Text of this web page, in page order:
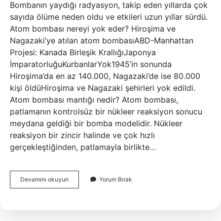
Bombanın yaydığı radyasyon, takip eden yıllarda çok
sayıda ölüme neden oldu ve etkileri uzun yıllar sürdü.
Atom bombası nereyi yok eder? Hiroşima ve
Nagazaki’ye atılan atom bombasıABD-Manhattan
Projesi: Kanada Birleşik KrallığıJaponya
İmparatorluğuKurbanlarYok1945’in sonunda
Hiroşima’da en az 140.000, Nagazaki’de ise 80.000
kişi öldüHiroşima ve Nagazaki şehirleri yok edildi.
Atom bombası mantığı nedir? Atom bombası,
patlamanın kontrolsüz bir nükleer reaksiyon sonucu
meydana geldiği bir bomba modelidir. Nükleer
reaksiyon bir zincir halinde ve çok hızlı
gerçekleştiğinden, patlamayla birlikte…
Devamını okuyun
Bombasında
Yorum Bırak